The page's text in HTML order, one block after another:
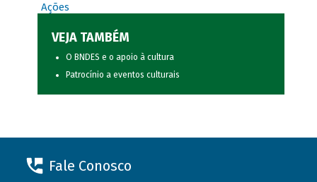
Ações
VEJA TAMBÉM
O BNDES e o apoio à cultura
Patrocínio a eventos culturais
Fale Conosco